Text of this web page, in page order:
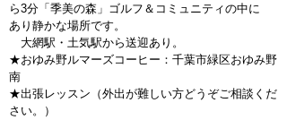
ら3分「季美の森」ゴルフ＆コミュニティの中に
あり静かな場所です。
大網駅・土気駅から送迎あり。
★おゆみ野ルマーズコーヒー：千葉市緑区おゆみ野
南
★出張レッスン（外出が難しい方どうぞご相談くだ
さい。）